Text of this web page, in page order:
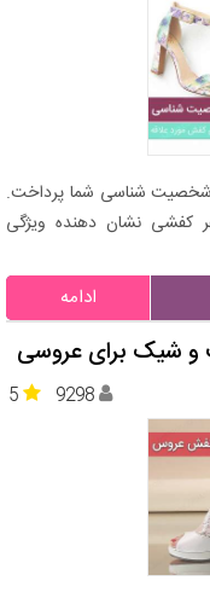
شخصیت شناسی شما پرداخت.
نشان دهنده ویژگی
ادامه
شیک برای عروسی
5 9298